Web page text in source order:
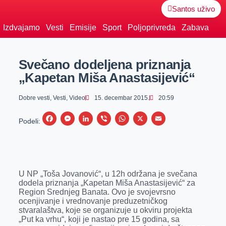
Santos uživo
Izdvajamo Vesti Emisije Sport Poljoprivreda Zabava
Svečano dodeljena priznanja
„Kapetan Miša Anastasijević“
Dobre vesti, Vesti, Video 15. decembar 2015. 20:59
Podeli:
F
b
o
o
k
M
e
n
g
e
L
e
d
I
n
V
r
W
s
A
p
p
X
E
l
U NP „Toša Jovanović“, u 12h održana je svečana
dodela priznanja „Kapetan Miša Anastasijević“ za
Region Srednjeg Banata. Ovo je svojevrsno
ocenjivanje i vrednovanje preduzetničkog
stvaralaštva, koje se organizuje u okviru projekta
„Put ka vrhu“, koji je nastao pre 15 godina, sa